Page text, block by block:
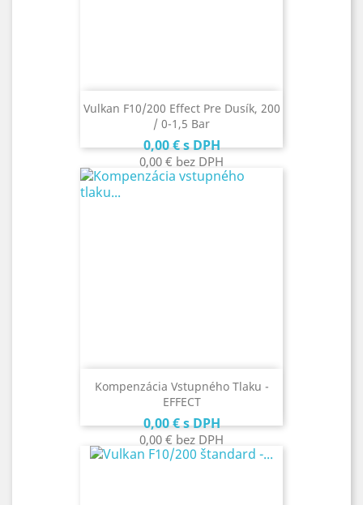
Vulkan F10/200 Effect Pre Dusík, 200
/ 0-1,5 Bar
Cena
0,00 €s DPH
0,00 € bez DPH
Kompenzácia Vstupného Tlaku -
EFFECT
Cena
0,00 €s DPH
0,00 € bez DPH